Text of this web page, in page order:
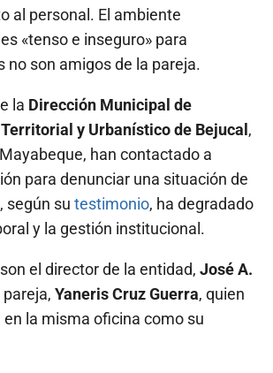
al personal. El ambiente
«tenso e inseguro» para
no son amigos de la pareja.
la Dirección Municipal de
y Urbanístico de Bejucal ,
han contactado a
para denunciar una situación de
según su testimonio, ha degradado
y la gestión institucional.
el director de la entidad, José A.
pareja, Yaneris Cruz Guerra, quien
la misma oficina como su